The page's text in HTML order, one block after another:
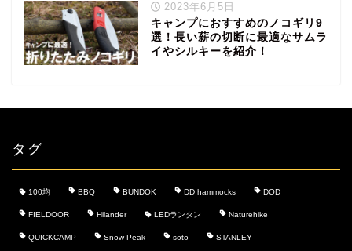
2023年6月5日
キャンプにおすすめのノコギリ9
選！長い薪の切断に最適なサムラ
イやシルキーを紹介！
タグ
100均 BBQ BUNDOK DD hammocks DOD
FIELDOOR Hilander LEDランタン Naturehike
QUICKCAMP Snow Peak soto STANLEY